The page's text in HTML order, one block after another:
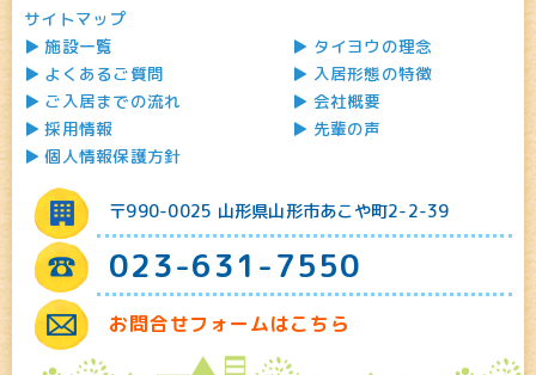
サイトマップ
施設一覧
タイヨウの理念
よくあるご質問
入居形態の特徴
ご入居までの流れ
会社概要
採用情報
先輩の声
個人情報保護方針
〒990-0025 山形県山形市あこや町2-2-39
023-631-7550
お問合せフォームはこちら